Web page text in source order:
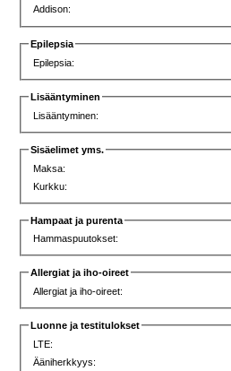
Addison:
Epilepsia
Epilepsia:
Lisääntyminen
Lisääntyminen:
Sisäelimet yms.
Maksa:
Kurkku:
Hampaat ja purenta
Hammaspuutokset:
Allergiat ja iho-oireet
Allergiat ja iho-oireet:
Luonne ja testitulokset
LTE:
Ääniherkkyys: